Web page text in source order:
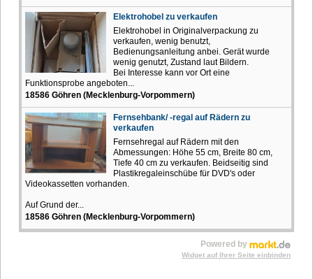
Elektrohobel zu verkaufen
Elektrohobel in Originalverpackung zu
verkaufen, wenig benutzt,
Bedienungsanleitung anbei. Gerät wurde
wenig genutzt, Zustand laut Bildern.
Bei Interesse kann vor Ort eine
Funktionsprobe angeboten...
18586 Göhren (Mecklenburg-Vorpommern)
Fernsehbank/ -regal auf Rädern zu
verkaufen
Fernsehregal auf Rädern mit den
Abmessungen: Höhe 55 cm, Breite 80 cm,
Tiefe 40 cm zu verkaufen. Beidseitig sind
Plastikregaleinschübe für DVD's oder
Videokassetten vorhanden.
Auf Grund der...
18586 Göhren (Mecklenburg-Vorpommern)
Powered by
Widget auf Ihrer Seite einbinden